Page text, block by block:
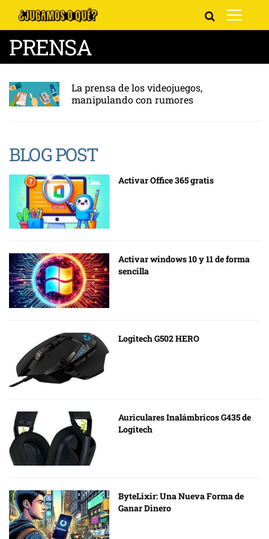
PRENSA
La prensa de los videojuegos,
manipulando con rumores
BLOG POST
Activar Office 365 gratis
Activar windows 10 y 11 de forma
sencilla
Logitech G502 HERO
Auriculares Inalámbricos G435 de
Logitech
ByteLixir: Una Nueva Forma de
Ganar Dinero